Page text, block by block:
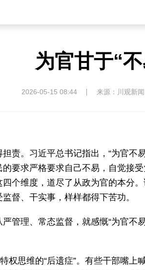
为官甘于“
2026-05-15 08:44 来源：川观新闻
责。习近平总书记指出，“为官不
要求严格要求自己不易，自觉接
个维度，道尽了从政为官的本分
督、干实事，样样都得下苦功。
管理、常态监督，就感慨“为官不
权思维的“后遗症”。有些干部嘴上